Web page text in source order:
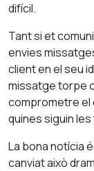
difícil.
Tant si et
envies
client en el seu
missatge torpe
comprometre el
quines siguin
La bona notícia
canviat això